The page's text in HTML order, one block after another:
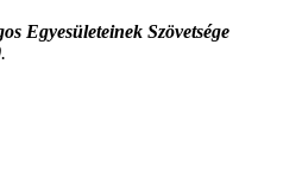
Egyesületeinek Szövetsége